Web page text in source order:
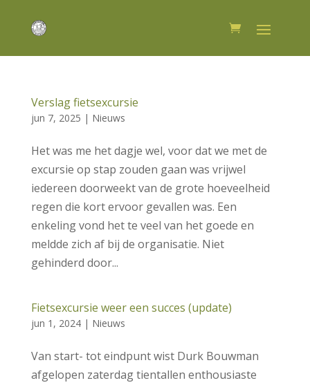
Verslag fietsexcursie
jun 7, 2025 | Nieuws
Het was me het dagje wel, voor dat we met de
excursie op stap zouden gaan was vrijwel
iedereen doorweekt van de grote hoeveelheid
regen die kort ervoor gevallen was. Een
enkeling vond het te veel van het goede en
meldde zich af bij de organisatie. Niet
gehinderd door...
Fietsexcursie weer een succes (update)
jun 1, 2024| Nieuws
Van start- tot eindpunt wist Durk Bouwman
afgelopen zaterdag tientallen enthousiaste